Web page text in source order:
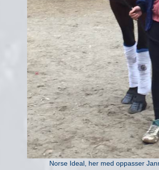
Norse Ideal, her med oppasser